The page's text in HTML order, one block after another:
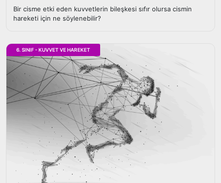
Bir cisme etki eden kuvvetlerin bileşkesi sıfır olursa cismin
hareketi için ne söylenebilir?
6. SINIF - KUVVET VE HAREKET